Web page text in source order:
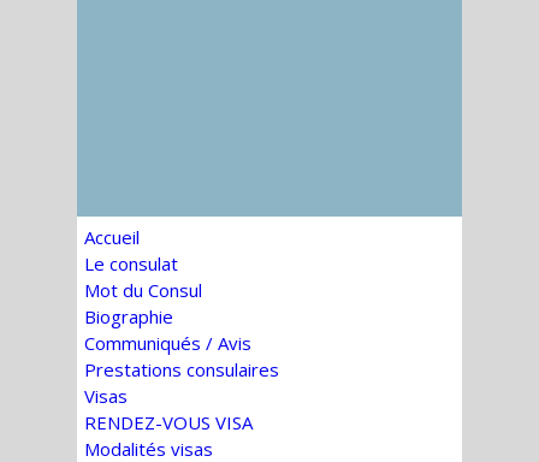
Accueil
Le consulat
Mot du Consul
Biographie
Communiqués / Avis
Prestations consulaires
Visas
RENDEZ-VOUS VISA
Modalités visas